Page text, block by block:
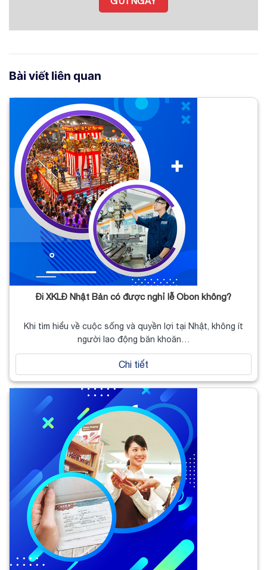
Bài viết liên quan
Đi XKLĐ Nhật Bản có được nghỉ lễ Obon không?
Khi tìm hiểu về cuộc sống và quyền lợi tại Nhật, không ít
người lao động băn khoăn…
Chi tiết